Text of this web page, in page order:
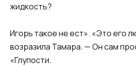
жидкость?
Игорь такое не ест». «Это его
возразила Тамара. — Он сам
«Глупости.